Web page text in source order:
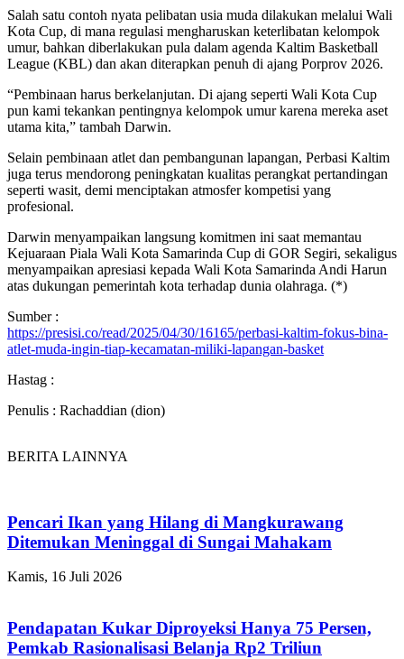
Salah satu contoh nyata pelibatan usia muda dilakukan melalui Wali
Kota Cup, di mana regulasi mengharuskan keterlibatan kelompok
umur, bahkan diberlakukan pula dalam agenda Kaltim Basketball
League (KBL) dan akan diterapkan penuh di ajang Porprov 2026.
“Pembinaan harus berkelanjutan. Di ajang seperti Wali Kota Cup
pun kami tekankan pentingnya kelompok umur karena mereka aset
utama kita,” tambah Darwin.
Selain pembinaan atlet dan pembangunan lapangan, Perbasi Kaltim
juga terus mendorong peningkatan kualitas perangkat pertandingan
seperti wasit, demi menciptakan atmosfer kompetisi yang
profesional.
Darwin menyampaikan langsung komitmen ini saat memantau
Kejuaraan Piala Wali Kota Samarinda Cup di GOR Segiri, sekaligus
menyampaikan apresiasi kepada Wali Kota Samarinda Andi Harun
atas dukungan pemerintah kota terhadap dunia olahraga. (*)
Sumber :
https://presisi.co/read/2025/04/30/16165/perbasi-kaltim-fokus-bina-
atlet-muda-ingin-tiap-kecamatan-miliki-lapangan-basket
Hastag :
Penulis : Rachaddian (dion)
BERITA LAINNYA
Pencari Ikan yang Hilang di Mangkurawang
Ditemukan Meninggal di Sungai Mahakam
Kamis, 16 Juli 2026
Pendapatan Kukar Diproyeksi Hanya 75 Persen,
Pemkab Rasionalisasi Belanja Rp2 Triliun